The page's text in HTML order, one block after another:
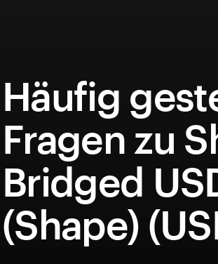
Häufig
Fragen zu
Bridged
(Shape)